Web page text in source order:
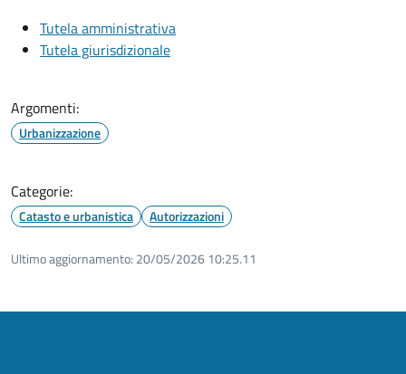
Tutela amministrativa
Tutela giurisdizionale
Argomenti:
Urbanizzazione
Categorie:
Catasto e urbanistica Autorizzazioni
Ultimo aggiornamento: 20/05/2026 10:25.11